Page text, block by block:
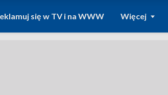
się w TV i na WWW Więcej